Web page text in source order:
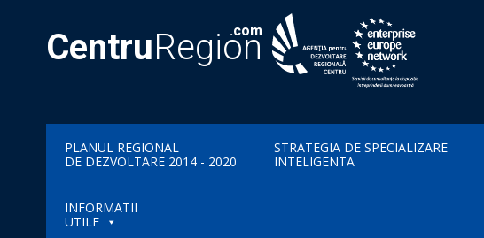
CentruRegion
.com
PLANUL REGIONAL
DE DEZVOLTARE 2014 - 2020
STRATEGIA DE SPECIALIZARE
INTELIGENTA
INFORMATII
UTILE